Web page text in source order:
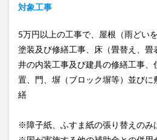
対象工事
5万円以上の工事で、屋根（雨どい
塗装及び修繕工事、床（畳替え、畳
井の内装工事及び建具の修繕工事、
置、門、塀（ブロック塀等）並び
繕
※障子紙、ふすま紙の張り替えのみ